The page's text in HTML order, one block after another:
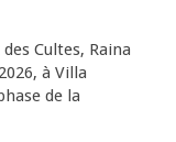
Cultes, Raina
à Villa
de la